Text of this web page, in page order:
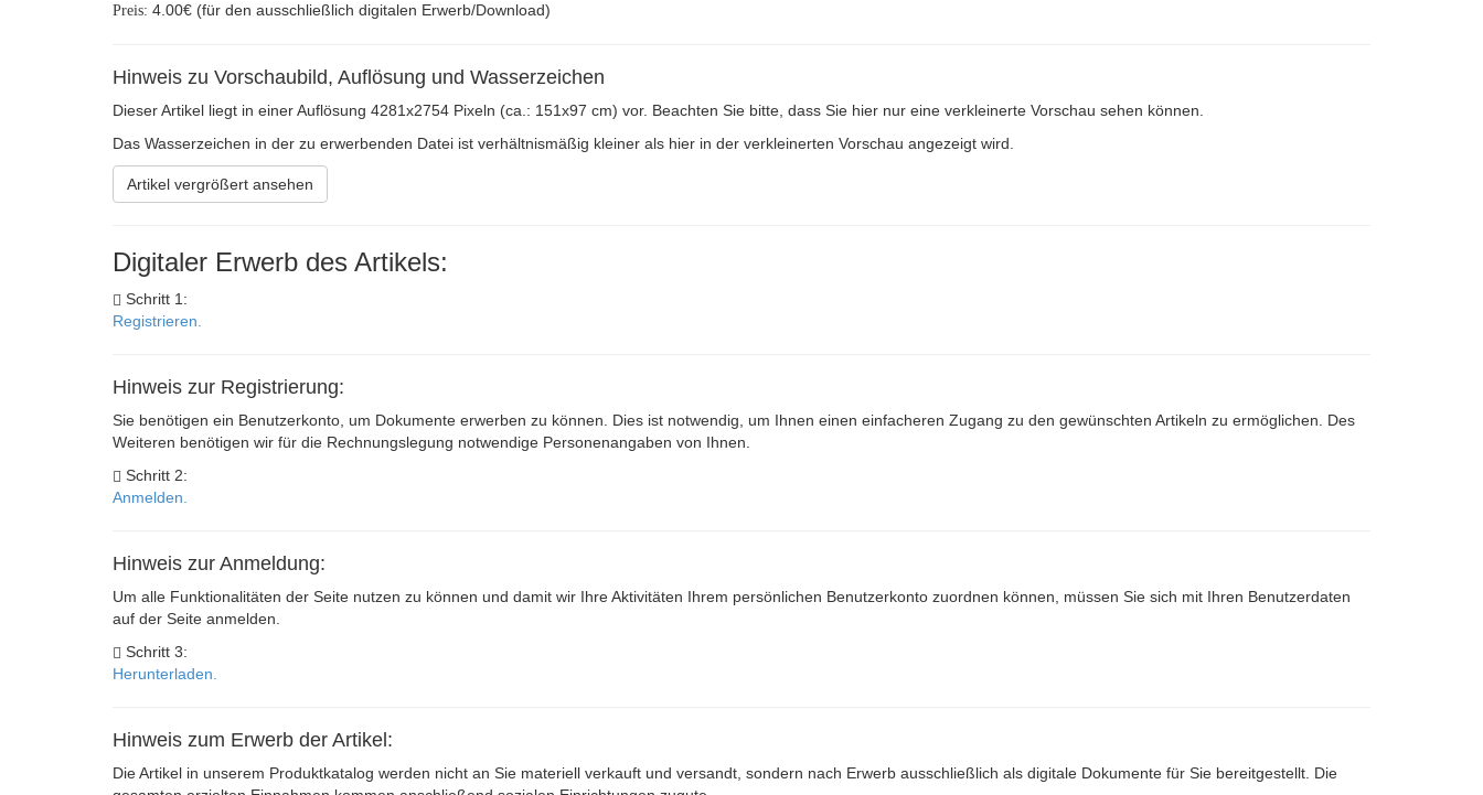
Preis: 4.00€ (für den ausschließlich digitalen Erwerb/Download)
Hinweis zu Vorschaubild, Auflösung und Wasserzeichen
Dieser Artikel liegt in einer Auflösung 4281x2754 Pixeln (ca.: 151x97 cm) vor. Beachten Sie bitte, dass Sie hier nur eine verkleinerte Vorschau sehen können.
Das Wasserzeichen in der zu erwerbenden Datei ist verhältnismäßig kleiner als hier in der verkleinerten Vorschau angezeigt wird.
Artikel vergrößert ansehen
Digitaler Erwerb des Artikels:
Schritt 1:
Registrieren.
Hinweis zur Registrierung:
Sie benötigen ein Benutzerkonto, um Dokumente erwerben zu können. Dies ist notwendig, um Ihnen einen einfacheren Zugang zu den gewünschten Artikeln zu ermöglichen. Des
Weiteren benötigen wir für die Rechnungslegung notwendige Personenangaben von Ihnen.
Schritt 2:
Anmelden.
Hinweis zur Anmeldung:
Um alle Funktionalitäten der Seite nutzen zu können und damit wir Ihre Aktivitäten Ihrem persönlichen Benutzerkonto zuordnen können, müssen Sie sich mit Ihren Benutzerdaten
auf der Seite anmelden.
Schritt 3:
Herunterladen.
Hinweis zum Erwerb der Artikel:
Die Artikel in unserem Produktkatalog werden nicht an Sie materiell verkauft und versandt, sondern nach Erwerb ausschließlich als digitale Dokumente für Sie bereitgestellt. Die